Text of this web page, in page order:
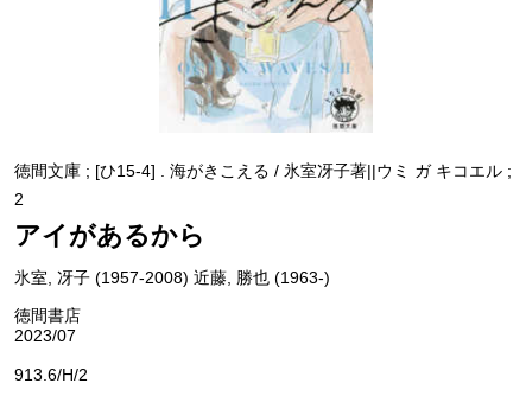
徳間文庫 ; [ひ15-4] . 海がきこえる / 氷室冴子著||ウミ ガ キコエル ;
2
アイがあるから
氷室, 冴子 (1957-2008) 近藤, 勝也 (1963-)
徳間書店
2023/07
913.6/H/2